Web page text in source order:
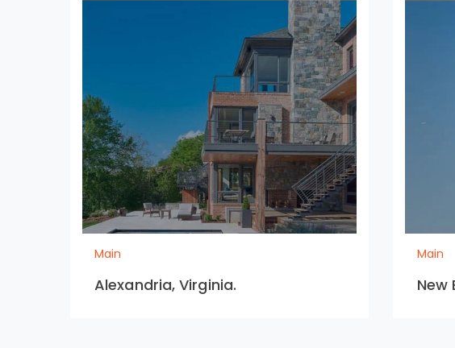
Main
Alexandria, Virginia.
Main
New